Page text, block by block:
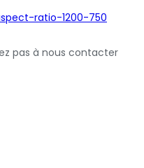
pas à nous contacter